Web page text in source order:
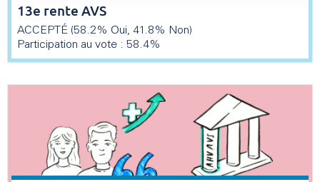
13e rente AVS
ACCEPTÉ (58.2% Oui, 41.8% Non)
Participation au vote : 58.4%